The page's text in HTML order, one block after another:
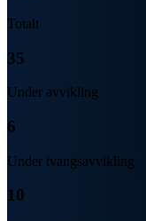
Totalt
35
Under avvikling
6
Under tvangsavvikling
10